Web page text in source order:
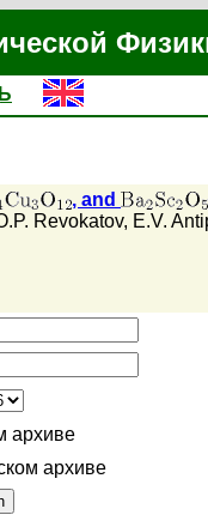
, and
Revokatov, E.V.
архиве
архиве